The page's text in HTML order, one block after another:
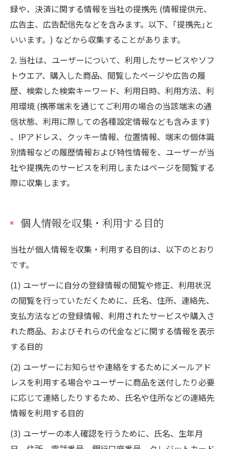
録や、決済に関する情報を当社の提携先 (情報提供元、
広告主、広告配信先などを含みます。以下、｢提携先｣と
いいます。) などから収集することがあります。
2. 当社は、ユーザーについて、利用したサービスやソフ
トウエア、購入した商品、閲覧したページや広告の履
歴、検索した検索キーワード、利用日時、利用方法、利
用環境 (携帯端末を通じてご利用の場合の当該端末の通
信状態、利用に際しての各種設定情報なども含みます)
、IPアドレス、クッキー情報、位置情報、端末の個体識
別情報などの履歴情報および特性情報を、ユーザーが当
社や提携先のサービスを利用しまたはページを閲覧する
際に収集します。
個人情報を収集・利用する目的
当社が個人情報を収集・利用する目的は、以下のとおり
です。
(1) ユーザーに自分の登録情報の閲覧や修正、利用状況
の閲覧を行っていただくために、氏名、住所、連絡先、
支払方法などの登録情報、利用されたサービスや購入さ
れた商品、およびそれらの代金などに関する情報を表示
する目的
(2) ユーザーにお知らせや連絡をするためにメールアド
レスを利用する場合やユーザーに商品を送付したり必要
に応じて連絡したりするため、氏名や住所などの連絡先
情報を利用する目的
(3) ユーザーの本人確認を行うために、氏名、生年月